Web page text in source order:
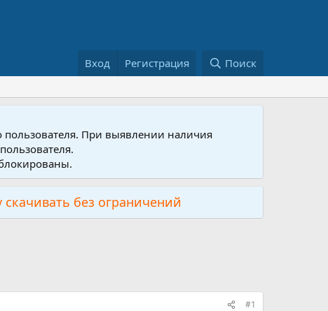
Вход Регистрация Поиск
пользователя. При выявлении наличия
без ограничений
#1